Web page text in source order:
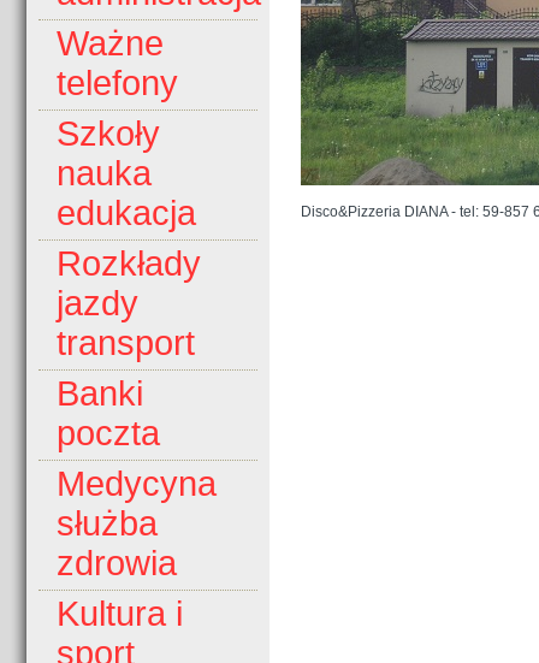
Ważne
telefony
Szkoły
nauka
edukacja
Rozkłady
jazdy
transport
Banki
poczta
Medycyna
służba
zdrowia
Kultura i
sport
Disco&Pizzeria DIANA - tel: 59-857